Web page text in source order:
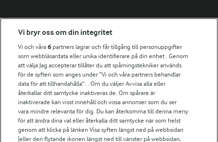
Fler Arlasajter
För ägare
Arlas kundportal
Arla.com
Falbygdens Ost
Arla webbshop
Bildbank
Vi bryr oss om din integritet
Vi och våra6 partners lagrar och får tillgång till personuppgifter
som webbläsardata eller unika identifierare på din enhet . Genom
att välja Jag accepterar tillåter du att spårningstekniker används
för de syften som anges under ”Vi och våra partners behandlar
data för att tillhandahålla”. . Om du väljer Avvisa alla eller
återkallar ditt samtycke inaktiveras de. Om spårare är
inaktiverade kan visst innehåll och vissa annonser som du ser
vara mindre relevanta för dig. Du kan återkomma till denna meny
för att ändra dina val eller återkalla ditt samtycke när som helst
genom att klicka på länken Visa syften längst ned på webbsidan
[eller den flytande ikonen längst ned till vänster på webbsidan,